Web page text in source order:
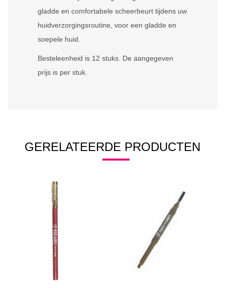
gladde en comfortabele scheerbeurt tijdens uw
huidverzorgingsroutine, voor een gladde en
soepele huid.
Besteleenheid is 12 stuks. De aangegeven
prijs is per stuk.
GERELATEERDE PRODUCTEN